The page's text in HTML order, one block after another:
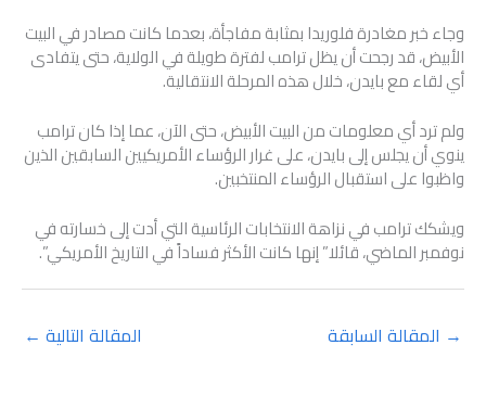
وجاء خبر مغادرة فلوريدا بمثابة مفاجأة، بعدما كانت مصادر في البيت
الأبيض، قد رجحت أن يظل ترامب لفترة طويلة في الولاية، حتى يتفادى
أي لقاء مع بايدن، خلال هذه المرحلة الانتقالية.
ولم ترد أي معلومات من البيت الأبيض، حتى الآن، عما إذا كان ترامب
ينوي أن يجلس إلى بايدن، على غرار الرؤساء الأمريكيين السابقين الذين
واظبوا على استقبال الرؤساء المنتخبين.
ويشكك ترامب في نزاهة الانتخابات الرئاسية التي أدت إلى خسارته في
نوفمبر الماضي، قائلا” إنها كانت الأكثر فساداً في التاريخ الأمريكي”.
→ المقالة السابقة المقالة التالية ←